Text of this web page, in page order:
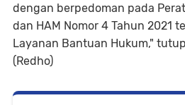
dengan berpedoman pada
dan HAM Nomor 4 Tahun 2021
Layanan Bantuan Hukum,"
(Redho)